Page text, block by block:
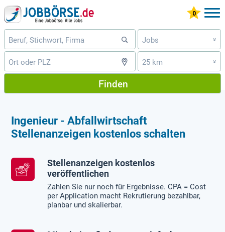
Jobs »
25 km »
Finden
Ingenieur - Abfallwirtschaft
Stellenanzeigen kostenlos schalten
Stellenanzeigen kostenlos
veröffentlichen
Zahlen Sie nur noch für Ergebnisse. CPA = Cost
per Application macht Rekrutierung bezahlbar,
planbar und skalierbar.